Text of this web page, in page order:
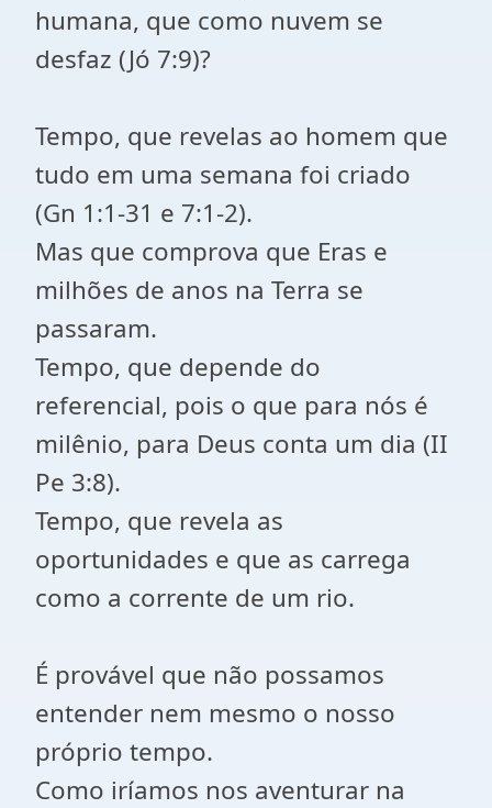
humana, que como nuvem se
desfaz (Jó 7:9)?
Tempo, que revelas ao homem que
tudo em uma semana foi criado
(Gn 1:1-31 e 7:1-2).
Mas que comprova que Eras e
milhões de anos na Terra se
passaram.
Tempo, que depende do
referencial, pois o que para nós é
milênio, para Deus conta um dia (II
Pe 3:8).
Tempo, que revela as
oportunidades e que as carrega
como a corrente de um rio.
É provável que não possamos
entender nem mesmo o nosso
próprio tempo.
Como iríamos nos aventurar na